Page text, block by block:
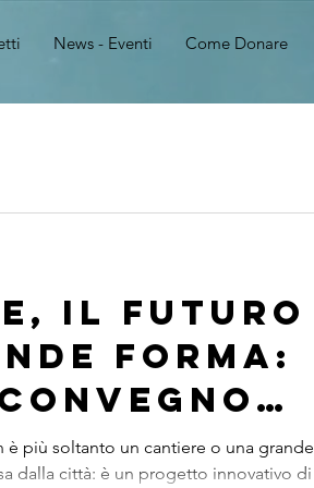
News - Eventi Come Donare
il futuro
forma:
su un
è più soltanto un cantiere o una grande
dalla città: è un progetto innovativo di